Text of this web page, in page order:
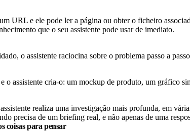
URL e ele pode ler a página ou obter o ficheiro
que o seu assistente pode usar de imediato.
o assistente raciocina sobre o problema passo a
o assistente cria-o: um mockup de produto, um gráfico
realiza uma investigação mais profunda, em
precisa de um briefing real, e não apenas de uma
coisas para pensar